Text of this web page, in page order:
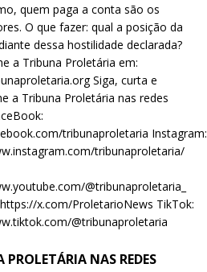
quem paga a conta são os
O que fazer: qual a posição da
dessa hostilidade declarada?
a Tribuna Proletária em:
Siga, curta e
a Tribuna Proletária nas redes
tribunaproletaria Instagram:
tribunaproletaria/
@tribunaproletaria_
x.com/ProletarioNews TikTok:
@tribunaproletaria
PROLETÁRIA NAS REDES